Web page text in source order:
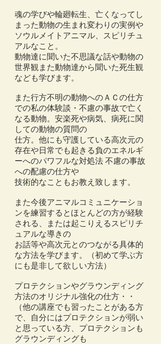
魂の学びや輪廻転生、亡くなってし
まった動物の生まれ変わりの実例や
ソウルメイトアニマル、スピリチュ
アルなこと。
動物達に聞いた不思議な話や動物の
世界観また動物達から聞いた死生観
なども学びます。
また行方不明の動物へのＡＣの仕方
での私の体験談・不慮の事故で亡く
なる動物。安楽死や病気、病死に関
しての動物の質問の
仕方。他にも守護している高次元の
存在や日常でも起きる負のエネルギ
ーへのパワフルな対処法 不慮の事故
への配慮の仕方や
技術的なこともお教え致します。
また今後アニマルコミュニケーショ
ンを練習するとほとんどの方が経験
される、または起こりえるスピリチ
ュアルな導きの
お話等や高次元とのつながる具体的
な方法を学びます。（初めて学ぶ方
にも是非して欲しい方法）
プロテクションやグラウンディング
方法のオリジナル強化の仕方・・
（他の講座でも習ったことがある方
で、自分にはプロテクションが弱い
と思っている方、プロテクションも
グラウンディングも